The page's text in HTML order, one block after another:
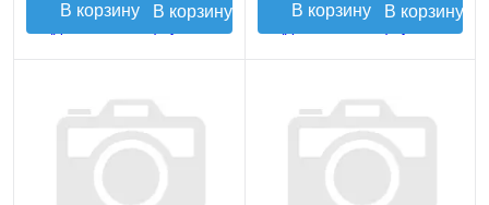
В корзину В корзину